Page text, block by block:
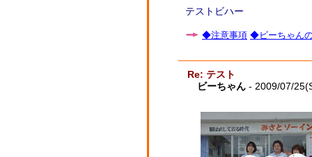
テストビハー
◆注意事項 ◆ビーちゃん
Re: テスト
ビーちゃん - 2009/07/